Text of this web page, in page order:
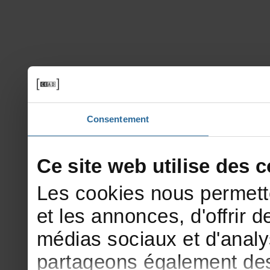
Consentement